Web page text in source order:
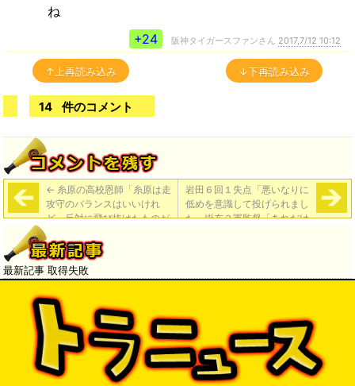
ね
+24
阪神タイガースファンさん 2017,7/12 10:12
↑上再読み込み ↓下再読み込み
14 件のコメント
← 糸原の高校恩師「糸原は走
攻守のバランスはいいけれ
ど、反対に飛び抜けたものが
なかった。だけど、やってや
るという“魂”は高校時代から
ナンバーワン」
岩田６回１失点「悪いなりに
低めを意識して投げられまし
た」掛布２軍監督「あれだけ
最新記事 取得失敗